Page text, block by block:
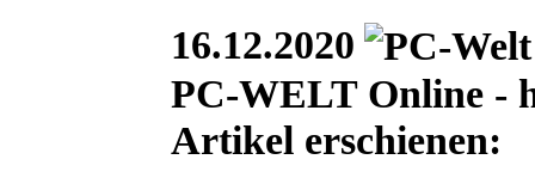
16.12.2020
PC-WELT Online -
Artikel erschienen: